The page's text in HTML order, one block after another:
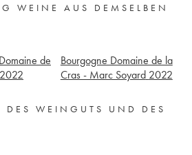
WEINE AUS DEMSELBEN
de
2022
Bourgogne Domaine de la
Cras - Marc Soyard 2022
DES WEINGUTS UND DES